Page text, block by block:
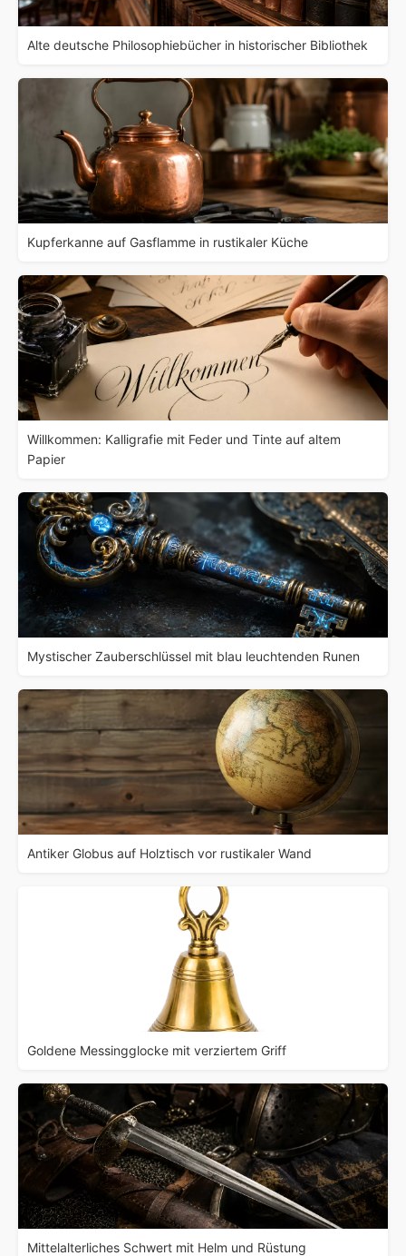
Alte deutsche Philosophiebücher in historischer Bibliothek
Kupferkanne auf Gasflamme in rustikaler Küche
Willkommen: Kalligrafie mit Feder und Tinte auf altem
Papier
Mystischer Zauberschlüssel mit blau leuchtenden Runen
Antiker Globus auf Holztisch vor rustikaler Wand
Goldene Messingglocke mit verziertem Griff
Mittelalterliches Schwert mit Helm und Rüstung